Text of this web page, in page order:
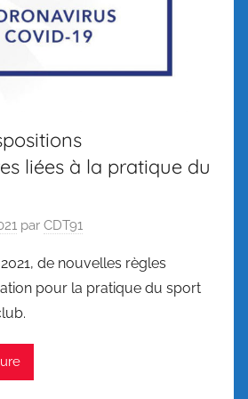
liées à la pratique du
par CDT91
de nouvelles règles
pour la pratique du sport